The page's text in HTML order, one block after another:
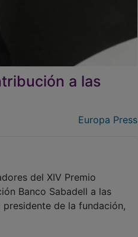
a las
Europa Press
del XIV Premio
Banco Sabadell a las
de la fundación,